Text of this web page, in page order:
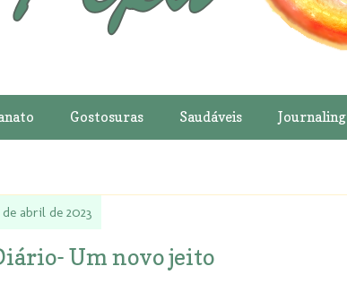
Gostosuras Saudáveis Journaling
de abril de 2023
Um novo jeito